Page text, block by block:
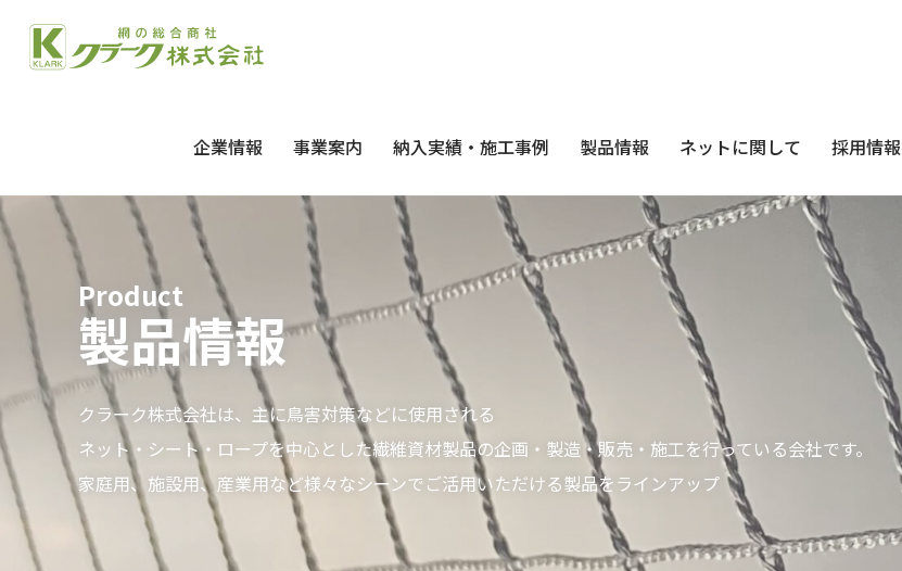
企業情報 事業案内 納入実績・施工事例 製品情報 ネットに関して 採用情報
製品情報
Product
クラーク株式会社は、主に鳥害対策などに使用される
ネット・シート・ロープを中心とした繊維資材製品の企画・製造・販売・施工を行っている会社です。
家庭用、施設用、産業用など様々なシーンでご活用いただける製品をラインアップ